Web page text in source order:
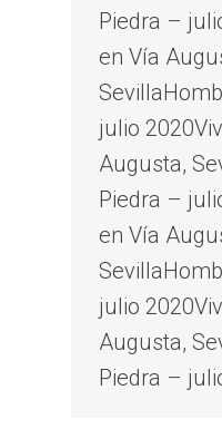
Piedra –
en Vía
julio
Augusta,
Piedra –
en Vía
julio
Augusta,
Piedra –